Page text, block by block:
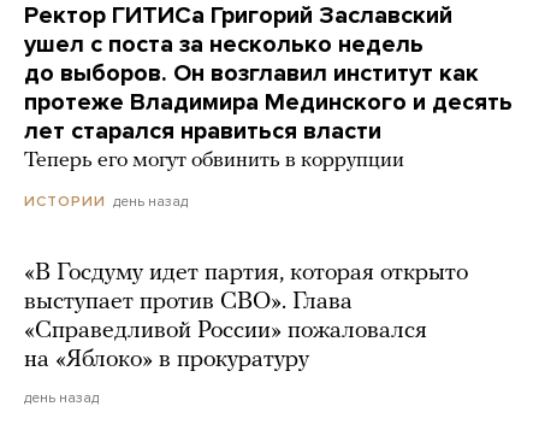
Ректор ГИТИСа Григорий Заславский
ушел с поста за несколько недель
до выборов. Он возглавил институт как
протеже Владимира Мединского и десять
лет старался нравиться власти
Теперь его могут обвинить в коррупции
ИСТОРИИ день назад
«В Госдуму идет партия, которая открыто
выступает против СВО». Глава
«Справедливой России» пожаловался
на «Яблоко» в прокуратуру
день назад